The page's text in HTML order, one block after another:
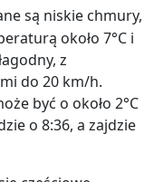
są niskie chmury,
około 7°C i
z
do 20 km/h.
być o około 2°C
o 8:36, a zajdzie